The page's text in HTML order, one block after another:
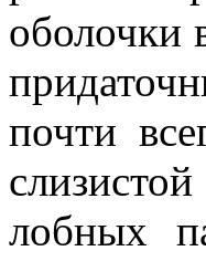
оболочки
почти
лобных